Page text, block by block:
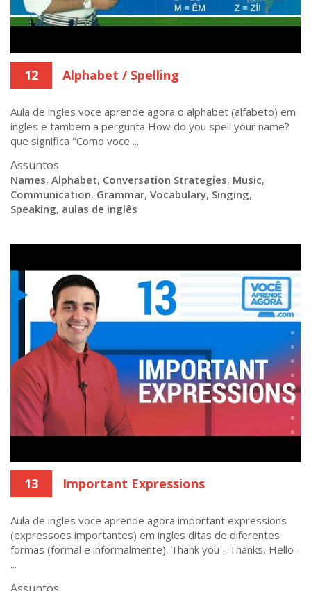
12 Alphabet / Spelling
Aula de ingles voce aprende agora o alphabet (alfabeto) em
ingles e tambem a pergunta How do you spell your name?
que significa "Como voce ...
Assuntos
Names, Alphabet, Conversation Strategies, Music,
Communication, Grammar, Vocabulary, Singing,
Speaking, aulas de inglês
13 Important Expressions
Aula de ingles voce aprende agora important expressions
(expressoes importantes) em ingles ditas de diferentes
formas (formal e informalmente). Thank you - Thanks, Hello -
...
Assuntos